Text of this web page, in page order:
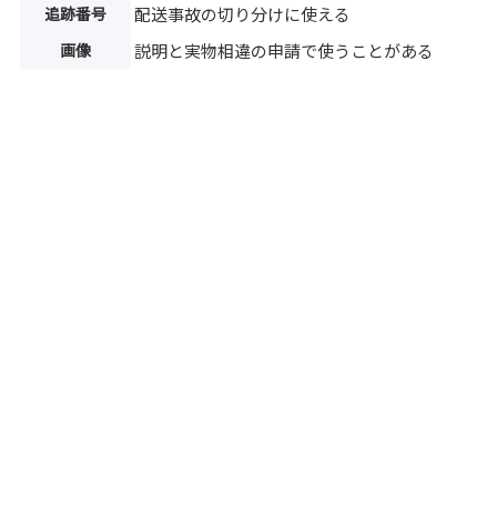
追跡番号 配送事故の切り分けに使える
画像 説明と実物相違の申請で使うことがある